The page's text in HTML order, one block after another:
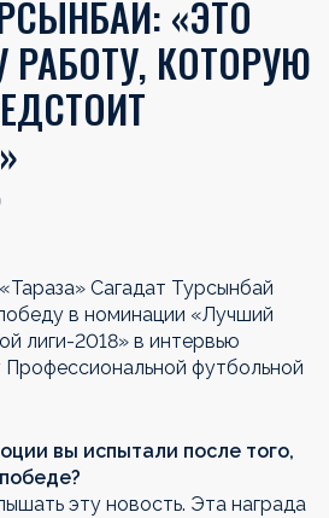
«ЭТО
РАБОТУ, КОТОРУЮ
Сагадат Турсынбай
в номинации «Лучший
лиги-2018» в интервью
футбольной
вы испытали после того,
эту новость. Эта награда